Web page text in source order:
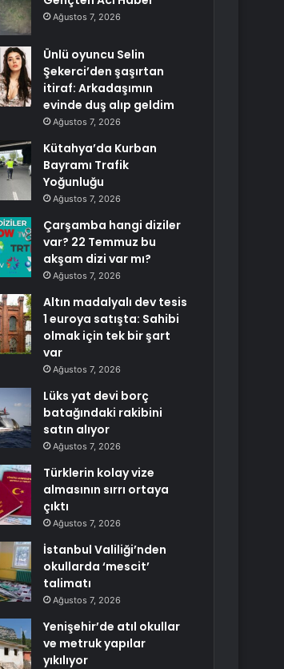
Ağustos 7, 2026
Ünlü oyuncu Selin
Şekerci’den şaşırtan
itiraf: Arkadaşımın
evinde duş alıp geldim
Ağustos 7, 2026
Kütahya’da Kurban
Bayramı Trafik
Yoğunluğu
Ağustos 7, 2026
Çarşamba hangi diziler
var? 22 Temmuz bu
akşam dizi var mı?
Ağustos 7, 2026
Altın madalyalı dev tesis
1 euroya satışta: Sahibi
olmak için tek bir şart
var
Ağustos 7, 2026
Lüks yat devi borç
batağındaki rakibini
satın alıyor
Ağustos 7, 2026
Türklerin kolay vize
almasının sırrı ortaya
çıktı
Ağustos 7, 2026
İstanbul Valiliği’nden
okullarda ‘mescit’
talimatı
Ağustos 7, 2026
Yenişehir’de atıl okullar
ve metruk yapılar
yıkılıyor